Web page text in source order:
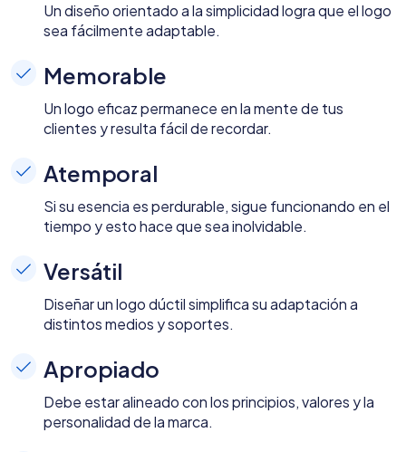
Un diseño orientado a la simplicidad logra que el logo
sea fácilmente adaptable.
Memorable
Un logo eficaz permanece en la mente de tus
clientes y resulta fácil de recordar.
Atemporal
Si su esencia es perdurable, sigue funcionando en el
tiempo y esto hace que sea inolvidable.
Versátil
Diseñar un logo dúctil simplifica su adaptación a
distintos medios y soportes.
Apropiado
Debe estar alineado con los principios, valores y la
personalidad de la marca.